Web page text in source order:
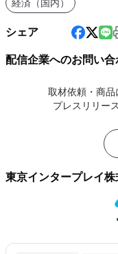
経済（国内）
シェア
配信企業へのお問い合
取材依頼・商品
プレスリリー
東京インタープレイ株